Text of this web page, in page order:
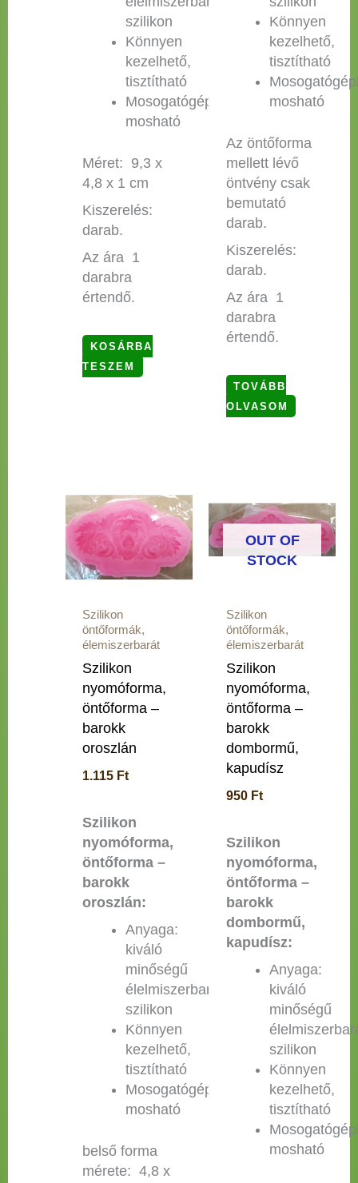
szilikon
Könnyen
kezelhető,
tisztítható
Mosogatógépben
mosható
Méret: 9,3 x
4,8 x 1 cm
Kiszerelés:
darab.
Az ára 1
darabra
értendő.
KOSÁRBA
TESZEM
Könnyen
kezelhető,
tisztítható
mosható
Az öntőforma
mellett lévő
öntvény csak
bemutató
darab.
Kiszerelés:
darab.
Az ára 1
darabra
értendő.
TOVÁBB
OLVASOM
Szilikon
öntőformák,
élemiszerbarát
Szilikon
nyomóforma,
öntőforma –
barokk
oroszlán
1.115 Ft
Szilikon
nyomóforma,
öntőforma –
barokk
oroszlán:
Anyaga:
kiváló
minőségű
élelmiszerbarát
szilikon
Könnyen
kezelhető,
tisztítható
Mosogatógépben
mosható
belső forma
mérete: 4,8 x
OUT OF
STOCK
Szilikon
öntőformák,
élemiszerbarát
Szilikon
nyomóforma,
öntőforma –
barokk
dombormű,
kapudísz
950 Ft
Szilikon
nyomóforma,
öntőforma –
barokk
dombormű,
kapudísz:
Anyaga:
kiváló
minőségű
szilikon
Könnyen
kezelhető,
tisztítható
mosható